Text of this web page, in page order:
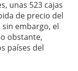
unas 523 cajas
de precio del
embargo, el
obstante,
países del